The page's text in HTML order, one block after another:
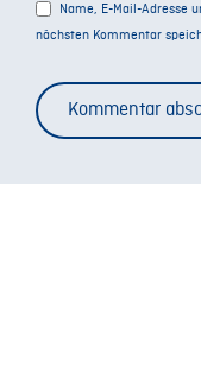
Name, E-Mail-Adresse
nächsten Kommentar